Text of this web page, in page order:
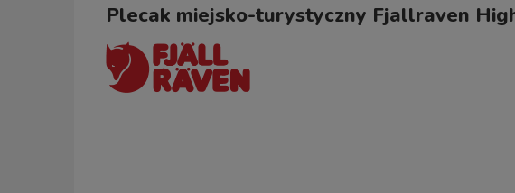
Plecak miejsko-turystyczny Fjallraven